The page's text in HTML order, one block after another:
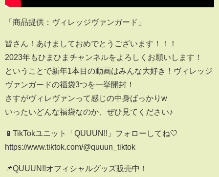
「商品提供：ヴィレッジヴァンガード」
皆さん！あけましておめでとうございます！！！
2023年もひまひまチャンネルをよろしくお願いします！
ということで新年1本目の動画はみんな大好き！ヴィレッジ
ヴァンガードの福袋3つを一挙開封！
さすがヴィレヴァンって感じの中身ばっかりw
いったいどんな福袋なのか、ぜひ見てください♪
📱TikTokユニット「QUUUN!!」フォローしてね🤍
https://www.tiktok.com/@quuun_tiktok
📌QUUUN!!オフィシャルグッズ販売中！